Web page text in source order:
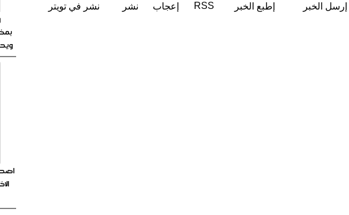
إرسل الخبر إطبع الخبر RSS إعجاب نشر نشر في تويتر